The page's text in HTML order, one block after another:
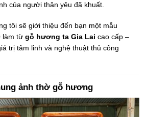
của người thân yêu đã khuất.
tôi sẽ giới thiệu đến bạn một mẫu
làm từ gỗ hương ta Gia Lai cao cấp –
trị tâm linh và nghệ thuật thủ công
ảnh thờ gỗ hương